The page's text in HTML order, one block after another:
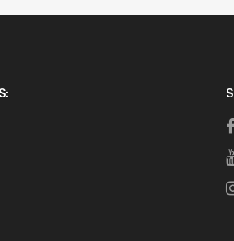
Nous pouvons la